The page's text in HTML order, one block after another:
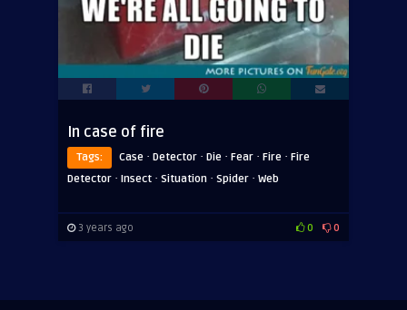
In case of fire
Tags: Case · Detector · Die · Fear · Fire · Fire
Detector · Insect · Situation · Spider · Web
3 years ago 0 0